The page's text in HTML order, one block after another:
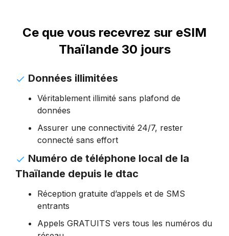
Ce que vous recevrez sur eSIM
Thaïlande 30 jours
Données illimitées
Véritablement illimité sans plafond de
données
Assurer une connectivité 24/7, rester
connecté sans effort
Numéro de téléphone local de la
Thaïlande depuis le dtac
Réception gratuite d’appels et de SMS
entrants
Appels GRATUITS vers tous les numéros du